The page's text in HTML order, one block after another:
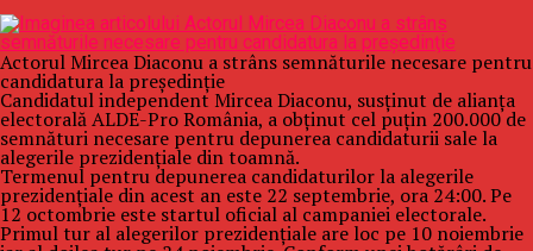
Actorul Mircea Diaconu a strâns semnăturile necesare pentru
candidatura la preşedinţie
Candidatul independent Mircea Diaconu, susţinut de alianţa
electorală ALDE-Pro România, a obţinut cel puţin 200.000 de
semnături necesare pentru depunerea candidaturii sale la
alegerile prezidenţiale din toamnă.
Termenul pentru depunerea candidaturilor la alegerile
prezidenţiale din acest an este 22 septembrie, ora 24:00. Pe
12 octombrie este startul oficial al campaniei electorale.
Primul tur al alegerilor prezidenţiale are loc pe 10 noiembrie